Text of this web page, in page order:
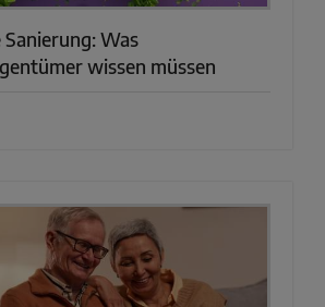
Was
wissen müssen